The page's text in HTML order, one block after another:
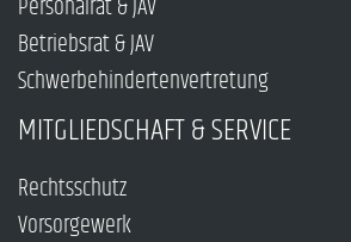
Personalrat & JAV
Betriebsrat & JAV
Schwerbehindertenvertretung
MITGLIEDSCHAFT & SERVICE
Rechtsschutz
Vorsorgewerk